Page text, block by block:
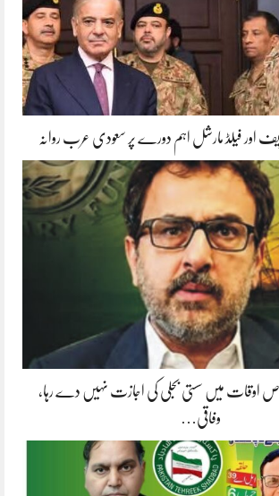
اور فیلڈ مارشل اہم دورے پر سعودی عرب روانہ
اوقات میں سستی بجلی کی اجازت نہیں دے رہا،
وفاقی…